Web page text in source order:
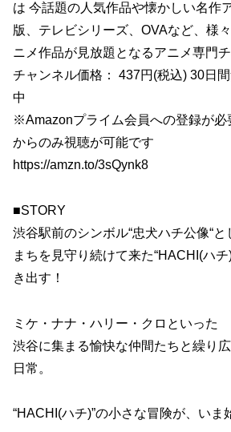
は 今話題の人気作品や懐かしい名作
版、テレビシリーズ、OVAなど、様
ニメ作品が見放題となるアニメ専門チ
チャンネル価格： 437円(税込) 30日
中
※Amazonプライム会員への登録が
からのみ視聴が可能です
https://amzn.to/3sQynk8
■STORY
渋谷駅前のシンボル“忠犬ハチ公像“と
まちを見守り続けて来た“HACHI(ハ
き出す！
ミケ・ナナ・ハリー・クロといった
渋谷に集まる愉快な仲間たちと繰り
日常。
“HACHI(ハチ)”の小さな冒険が、いま